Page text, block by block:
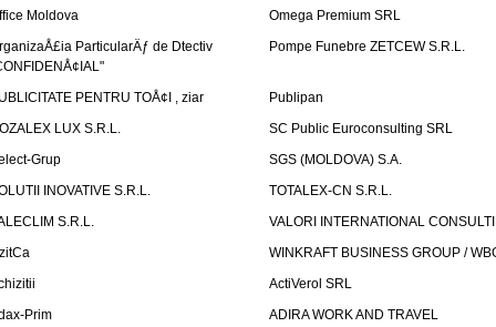
Moldova
Omega Premium SRL
ParticularÄƒ de Dtectiv
Pompe Funebre ZETCEW S.R.L.
PENTRU TOÅ¢I , ziar
Publipan
LUX S.R.L.
SC Public Euroconsulting SRL
Grup
SGS (MOLDOVA) S.A.
INOVATIVE S.R.L.
TOTALEX-CN S.R.L.
S.R.L.
VALORI INTERNATIONAL
WINKRAFT BUSINESS GROUP /
ActiVerol SRL
Prim
ADIRA WORK AND TRAVEL